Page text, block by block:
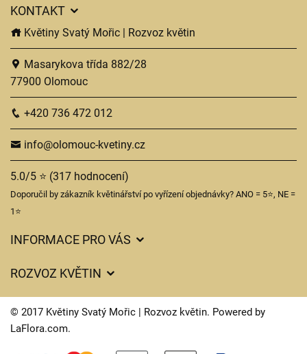
KONTAKT
Květiny Svatý Mořic | Rozvoz květin
Masarykova třída 882/28
77900 Olomouc
+420 736 472 012
info@olomouc-kvetiny.cz
5.0/5 ⭐ (317 hodnocení)
Doporučil by zákazník květinářství po vyřízení objednávky? ANO = 5⭐, NE =
1⭐
INFORMACE PRO VÁS
Často kladené dotazy
Význam druhů květin
ROZVOZ KVĚTIN
Ceny za doručení
Kam doručujeme květiny
© 2017 Květiny Svatý Mořic | Rozvoz květin. Powered by
LaFlora.com.